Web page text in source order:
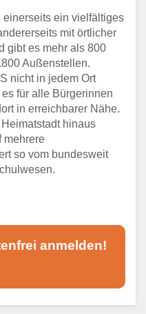
ein vielfältiges
mit örtlicher
gibt es mehr als 800
Außenstellen.
nicht in jedem Ort
für alle Bürgerinnen
in erreichbarer Nähe.
hinaus
mehrere
so vom bundesweit
anmelden!